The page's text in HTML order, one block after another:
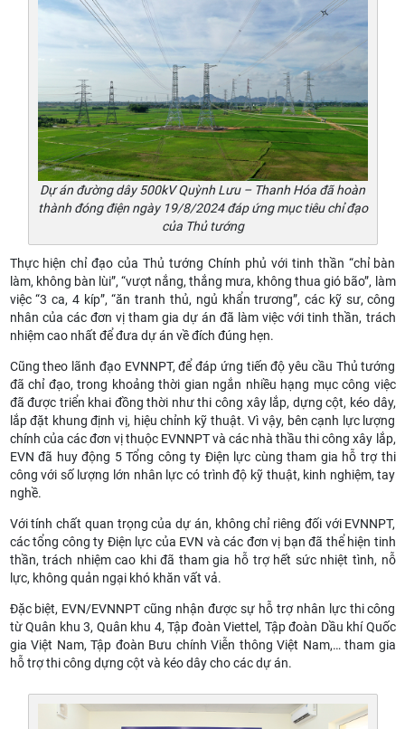
Dự án đường dây 500kV Quỳnh Lưu – Thanh Hóa đã hoàn
thành đóng điện ngày 19/8/2024 đáp ứng mục tiêu chỉ đạo
của Thủ tướng
Thực hiện chỉ đạo của Thủ tướng Chính phủ với tinh thần “chỉ bàn
làm, không bàn lùi”, “vượt nắng, thắng mưa, không thua gió bão”, làm
việc “3 ca, 4 kíp”, “ăn tranh thủ, ngủ khẩn trương”, các kỹ sư, công
nhân của các đơn vị tham gia dự án đã làm việc với tinh thần, trách
nhiệm cao nhất để đưa dự án về đích đúng hẹn.
Cũng theo lãnh đạo EVNNPT, để đáp ứng tiến độ yêu cầu Thủ tướng
đã chỉ đạo, trong khoảng thời gian ngắn nhiều hạng mục công việc
đã được triển khai đồng thời như thi công xây lắp, dựng cột, kéo dây,
lắp đặt khung định vị, hiệu chỉnh kỹ thuật. Vì vậy, bên cạnh lực lượng
chính của các đơn vị thuộc EVNNPT và các nhà thầu thi công xây lắp,
EVN đã huy động 5 Tổng công ty Điện lực cùng tham gia hỗ trợ thi
công với số lượng lớn nhân lực có trình độ kỹ thuật, kinh nghiệm, tay
nghề.
Với tính chất quan trọng của dự án, không chỉ riêng đối với EVNNPT,
các tổng công ty Điện lực của EVN và các đơn vị bạn đã thể hiện tinh
thần, trách nhiệm cao khi đã tham gia hỗ trợ hết sức nhiệt tình, nỗ
lực, không quản ngại khó khăn vất vả.
Đặc biệt, EVN/EVNNPT cũng nhận được sự hỗ trợ nhân lực thi công
từ Quân khu 3, Quân khu 4, Tập đoàn Viettel, Tập đoàn Dầu khí Quốc
gia Việt Nam, Tập đoàn Bưu chính Viễn thông Việt Nam,… tham gia
hỗ trợ thi công dựng cột và kéo dây cho các dự án.